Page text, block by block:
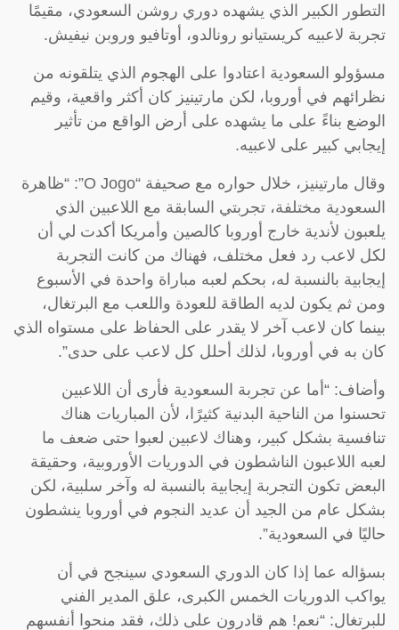
التطور الكبير الذي يشهده دوري روشن السعودي، مقيمًا
تجربة لاعبيه كريستيانو رونالدو، أوتافيو وروبن نيفيش.
مسؤولو السعودية اعتادوا على الهجوم الذي يتلقونه من
نظرائهم في أوروبا، لكن مارتينيز كان أكثر واقعية، وقيم
الوضع بناءً على ما يشهده على أرض الواقع من تأثير
إيجابي كبير على لاعبيه.
وقال مارتينيز، خلال حواره مع صحيفة “O Jogo”: “ظاهرة
السعودية مختلفة، تجربتي السابقة مع اللاعبين الذي
يلعبون لأندية خارج أوروبا كالصين وأمريكا أكدت لي أن
لكل لاعب رد فعل مختلف، فهناك من كانت التجربة
إيجابية بالنسبة له، بحكم لعبه مباراة واحدة في الأسبوع
ومن ثم يكون لديه الطاقة للعودة واللعب مع البرتغال،
بينما كان لاعب آخر لا يقدر على الحفاظ على مستواه الذي
كان به في أوروبا، لذلك أحلل كل لاعب على حدى”.
وأضاف: “أما عن تجربة السعودية فأرى أن اللاعبين
تحسنوا من الناحية البدنية كثيرًا، لأن المباريات هناك
تنافسية بشكل كبير، وهناك لاعبين لعبوا حتى ضعف ما
لعبه اللاعبون الناشطون في الدوريات الأوروبية، وحقيقة
البعض تكون التجربة إيجابية بالنسبة له وآخر سلبية، لكن
بشكل عام من الجيد أن عديد النجوم في أوروبا ينشطون
حاليًا في السعودية”.
بسؤاله عما إذا كان الدوري السعودي سينجح في أن
يواكب الدوريات الخمس الكبرى، علق المدير الفني
للبرتغال: “نعم! هم قادرون على ذلك، فقد منحوا أنفسهم